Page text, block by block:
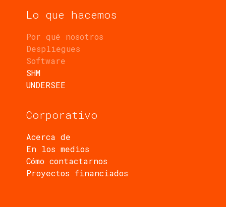
Lo que hacemos
Por qué nosotros
Despliegues
Software
SHM
UNDERSEE
Corporativo
Acerca de
En los medios
Cómo contactarnos
Proyectos financiados